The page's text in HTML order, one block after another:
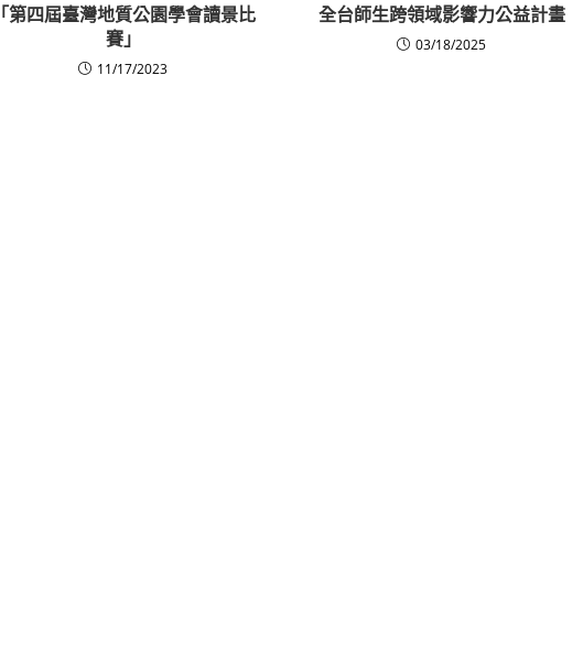
「第四屆臺灣地質公園學會讀景比
賽」
11/17/2023
全台師生跨領域影響力公益計畫
03/18/2025